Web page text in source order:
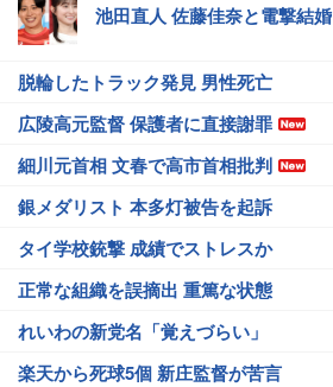
池田直人 佐藤佳奈と電撃結婚
脱輪したトラック発見 男性死亡
広陵高元監督 保護者に直接謝罪
細川元首相 文春で高市首相批判
銀メダリスト 本多灯被告を起訴
タイ学校銃撃 成績でストレスか
正常な組織を誤摘出 重篤な状態
れいわの新党名「覚えづらい」
楽天から死球5個 新庄監督が苦言